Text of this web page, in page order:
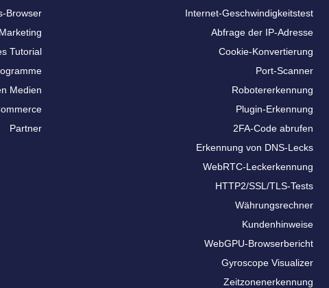
Browser
Tutorial
Medien
Partner
Internet-Geschwindigkeitstest
Abfrage der IP-Adresse
Cookie-Konvertierung
Port-Scanner
Robotererkennung
Plugin-Erkennung
2FA-Code abrufen
Erkennung von DNS-Lecks
WebRTC-Leckerkennung
HTTP2/SSL/TLS-Tests
Währungsrechner
Kundenhinweise
WebGPU-Browserbericht
Gyroscope Visualizer
Zeitzonenerkennung